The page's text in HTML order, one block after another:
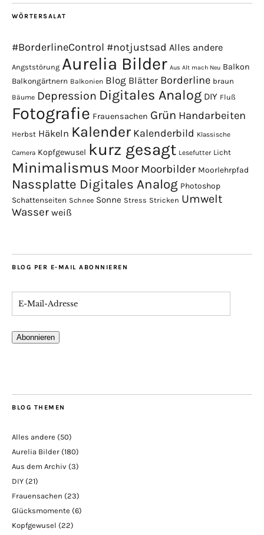
WÖRTERSALAT
#BorderlineControl #notjustsad Alles andere
Angststörung Aurelia Bilder Aus Alt mach Neu Balkon
Balkongärtnern Balkonien Blog Blätter Borderline braun
Bäume Depression Digitales Analog DIY Fluß
Fotografie Frauensachen Grün Handarbeiten
Herbst Häkeln Kalender Kalenderbild Klassische
Camera Kopfgewusel kurz gesagt Lesefutter Licht
Minimalismus Moor Moorbilder Moorlehrpfad
Nassplatte Digitales Analog Photoshop
Schattenseiten Schnee Sonne Stress Stricken Umwelt
Wasser weiß
BLOG PER E-MAIL ABONNIEREN
Abonnieren
BLOG THEMEN
Alles andere (50)
Aurelia Bilder (180)
Aus dem Archiv (3)
DIY (21)
Frauensachen (23)
Glücksmomente (6)
Kopfgewusel (22)